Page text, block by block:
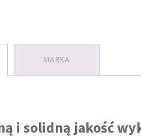
MARKA
i solidną jakość